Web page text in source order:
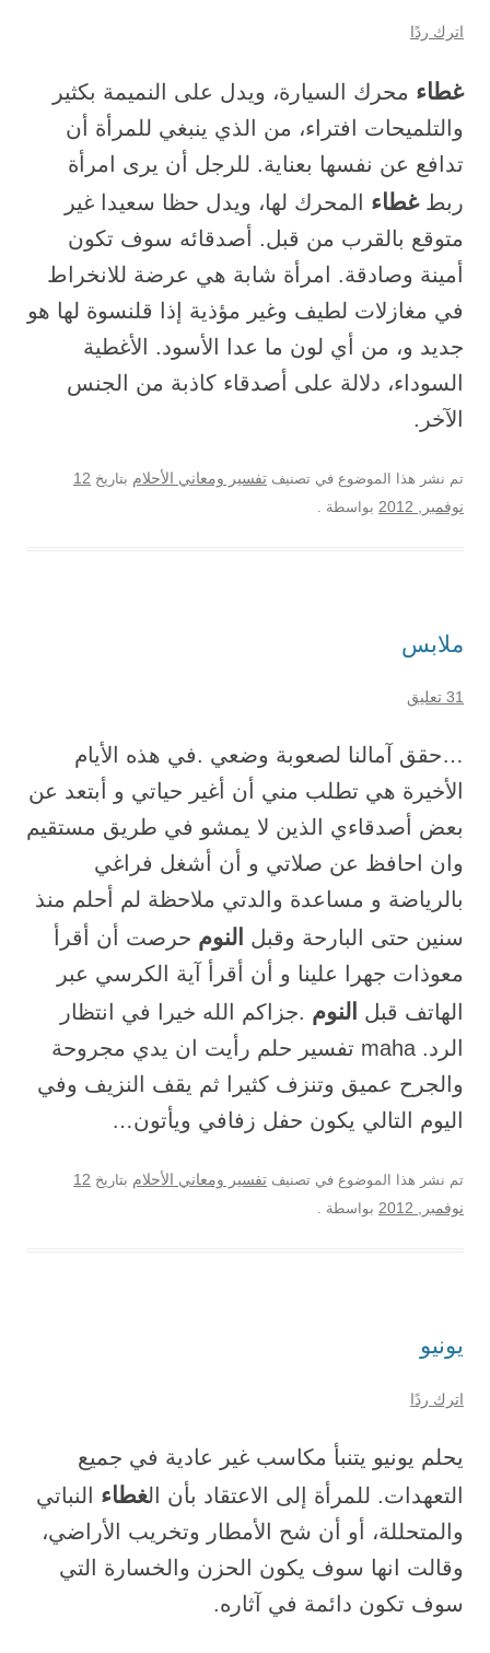
اترك ردًا
غطاء محرك السيارة، ويدل على النميمة بكثير
والتلميحات افتراء، من الذي ينبغي للمرأة أن
تدافع عن نفسها بعناية. للرجل أن يرى امرأة
ربطغطاء المحرك لها، ويدل حظا سعيدا غير
متوقع بالقرب من قبل. أصدقائه سوف تكون
أمينة وصادقة. امرأة شابة هي عرضة للانخراط
في مغازلات لطيف وغير مؤذية إذا قلنسوة لها هو
جديد و، من أي لون ما عدا الأسود. الأغطية
السوداء، دلالة على أصدقاء كاذبة من الجنس
الآخر.
تم نشر هذا الموضوع في تصنيف تفسير ومعاني الأحلام بتاريخ 12
نوفمبر, 2012
بواسطة .
ملابس
31 تعليق
…حقق آمالنا لصعوبة وضعي .في هذه الأيام
الأخيرة هي تطلب مني أن أغير حياتي و أبتعد عن
بعض أصدقاءي الذين لا يمشو في طريق مستقيم
وان احافظ عن صلاتي و أن أشغل فراغي
بالرياضة و مساعدة والدتي ملاحظة لم أحلم منذ
سنين حتى البارحة وقبل النوم حرصت أن أقرأ
معوذات جهرا علينا و أن أقرأ آية الكرسي عبر
الهاتف قبل النوم .جزاكم الله خيرا في انتظار
الرد. maha تفسير حلم رأيت ان يدي مجروحة
والجرح عميق وتنزف كثيرا ثم يقف النزيف وفي
اليوم التالي يكون حفل زفافي ويأتون…
تم نشر هذا الموضوع في تصنيف تفسير ومعاني الأحلام بتاريخ 12
نوفمبر, 2012
بواسطة .
يونيو
اترك ردًا
يحلم يونيو يتنبأ مكاسب غير عادية في جميع
التعهدات. للمرأة إلى الاعتقاد بأن الغطاء النباتي
والمتحللة، أو أن شح الأمطار وتخريب الأراضي،
وقالت انها سوف يكون الحزن والخسارة التي
سوف تكون دائمة في آثاره.